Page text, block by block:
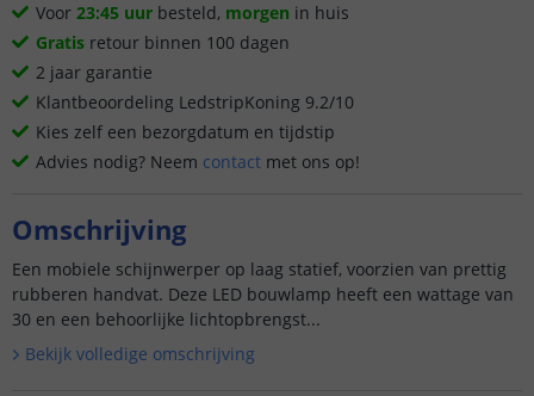
Voor 23:45 uur besteld, morgen in huis
Gratis retour binnen 100 dagen
2 jaar garantie
Klantbeoordeling LedstripKoning 9.2/10
Kies zelf een bezorgdatum en tijdstip
Advies nodig? Neem contact met ons op!
Omschrijving
Een mobiele schijnwerper op laag statief, voorzien van prettig
rubberen handvat. Deze LED bouwlamp heeft een wattage van
30 en een behoorlijke lichtopbrengst...
Bekijk volledige omschrijving